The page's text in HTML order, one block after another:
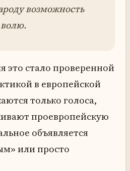
возможность
это стало проверенной
в европейской
только голоса,
проевропейскую
объявляется
или просто